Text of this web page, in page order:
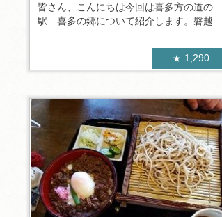
皆さん、こんにちは今回は喜多方の道の
駅 喜多の郷について紹介します。磐越...
1,290